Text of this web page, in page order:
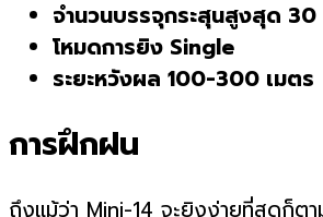
จำนวนบรรจุกระสุนสูงสุด
โหมดการยิง Single
ระยะหวังผล 100-300 เมตร
การฝึกฝน
ถึงแม้ว่า Mini-14 จะยิงง่ายที่สุดก็ต